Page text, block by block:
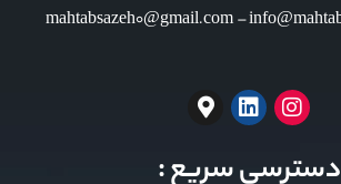
دسترسی سریع :